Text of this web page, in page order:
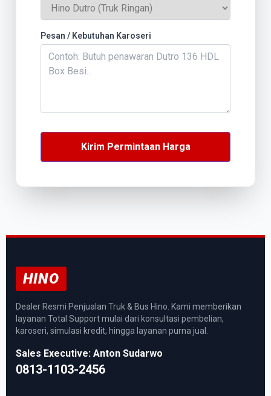
Pesan / Kebutuhan Karoseri
Kirim Permintaan Harga
HINO
Dealer Resmi Penjualan Truk & Bus Hino. Kami memberikan
layanan Total Support mulai dari konsultasi pembelian,
karoseri, simulasi kredit, hingga layanan purna jual.
Sales Executive: Anton Sudarwo
0813-1103-2456